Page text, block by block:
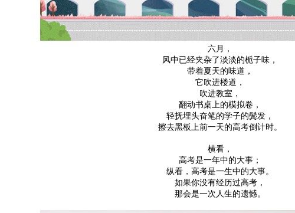
六月，
风中已经夹杂了淡淡的栀子味，
带着夏天的味道，
它吹进楼道，
吹进教室，
翻动书桌上的模拟卷，
轻抚埋头奋笔的学子的鬓发，
擦去黑板上前一天的高考倒计时。
横看，
高考是一年中的大事；
纵看，高考是一生中的大事。
如果你没有经历过高考，
那会是一次人生的遗憾。